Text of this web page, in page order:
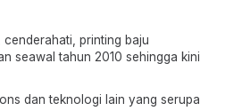
cenderahati, printing baju
seawal tahun 2010 sehingga kini
dan teknologi lain yang serupa